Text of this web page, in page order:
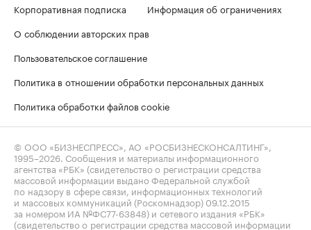
Корпоративная подписка
Информация об ограничениях
О соблюдении авторских прав
Пользовательское соглашение
Политика в отношении обработки персональных данных
Политика обработки файлов cookie
© ООО «БИЗНЕСПРЕСС», АО «РОСБИЗНЕСКОНСАЛТИНГ»,
1995–2026 . Сообщения и материалы информационного
агентства «РБК» (свидетельство о регистрации средства
массовой информации выдано Федеральной службой
по надзору в сфере связи, информационных технологий
и массовых коммуникаций (Роскомнадзор) 09.12.2015
за номером ИА №ФС77-63848) и сетевого издания «РБК»
(свидетельство о регистрации средства массовой информации